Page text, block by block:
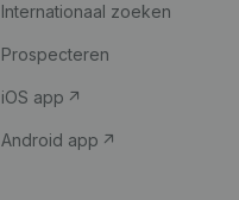
Internationaal zoeken
Prospecteren
iOS app
Android app